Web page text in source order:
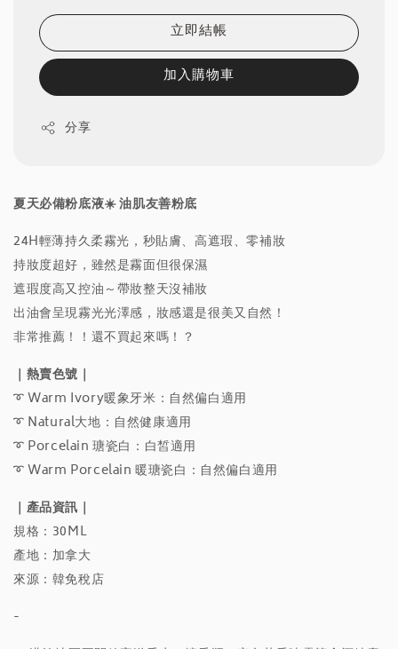
立即結帳
加入購物車
分享
夏天必備粉底液☀️ 油肌友善粉底
24H輕薄持久柔霧光，秒貼膚、高遮瑕、零補妝
持妝度超好，雖然是霧面但很保濕
遮瑕度高又控油～帶妝整天沒補妝
出油會呈現霧光光澤感，妝感還是很美又自然！
非常推薦！！還不買起來嗎！？
｜熱賣色號｜
➰ Warm Ivory暖象牙米：自然偏白適用
➰ Natural大地：自然健康適用
➰ Porcelain 瑭瓷白：白皙適用
➰Warm Porcelain 暖瑭瓷白：自然偏白適用
｜產品資訊｜
規格：30ML
產地：加拿大
來源：韓免稅店
-